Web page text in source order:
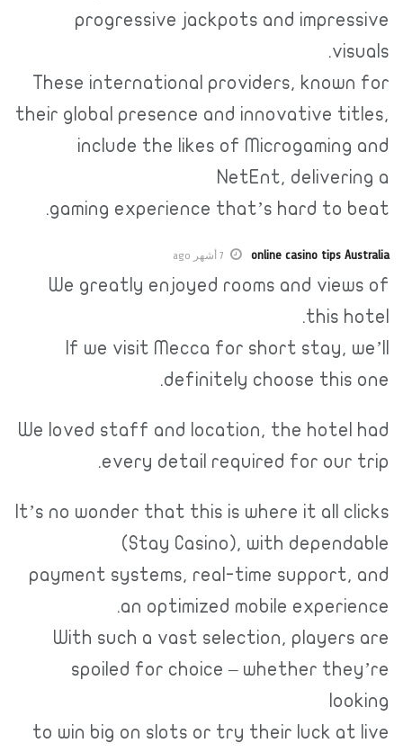
progressive jackpots and impressive
visuals.
These international providers, known for
their global presence and innovative titles,
include the likes of Microgaming and
NetEnt, delivering a
gaming experience that’s hard to beat.
online casino tips Australia 7 أشهر ago
We greatly enjoyed rooms and views of
this hotel.
If we visit Mecca for short stay, we’ll
definitely choose this one.
We loved staff and location, the hotel had
every detail required for our trip.
It’s no wonder that this is where it all clicks
(Stay Casino), with dependable
payment systems, real-time support, and
an optimized mobile experience.
With such a vast selection, players are
spoiled for choice – whether they’re
looking
to win big on slots or try their luck at live